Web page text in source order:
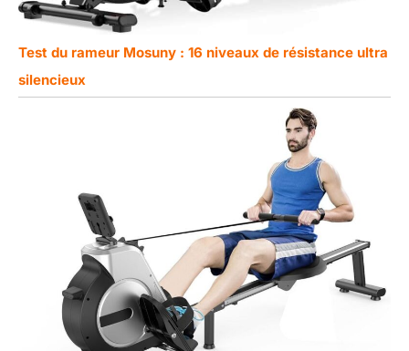
Test du rameur Mosuny : 16 niveaux de résistance ultra
silencieux